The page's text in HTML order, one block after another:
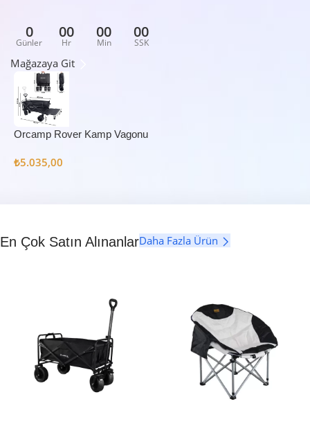
0
Günler
00
Hr
00
Min
00
SSK
Mağazaya Git
Orcamp Rover Kamp Vagonu
₺5.035,00
En Çok Satın AlınanlarDaha Fazla Ürün